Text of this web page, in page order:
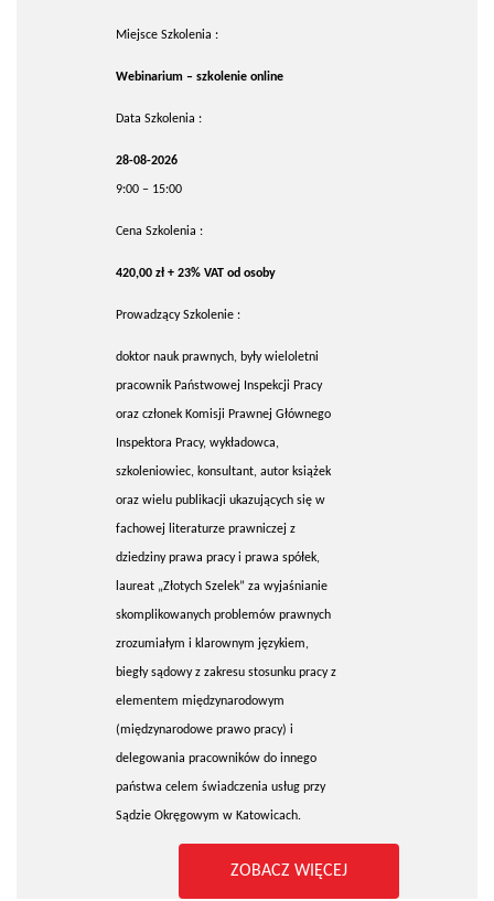
Miejsce Szkolenia :
Webinarium – szkolenie online
Data Szkolenia :
28-08-2026
9:00 – 15:00
Cena Szkolenia :
420,00 zł + 23% VAT od osoby
Prowadzący Szkolenie :
doktor nauk prawnych, były wieloletni
pracownik Państwowej Inspekcji Pracy
oraz członek Komisji Prawnej Głównego
Inspektora Pracy, wykładowca,
szkoleniowiec, konsultant, autor książek
oraz wielu publikacji ukazujących się w
fachowej literaturze prawniczej z
dziedziny prawa pracy i prawa spółek,
laureat „Złotych Szelek” za wyjaśnianie
skomplikowanych problemów prawnych
zrozumiałym i klarownym językiem,
biegły sądowy z zakresu stosunku pracy z
elementem międzynarodowym
(międzynarodowe prawo pracy) i
delegowania pracowników do innego
państwa celem świadczenia usług przy
Sądzie Okręgowym w Katowicach.
ZOBACZ WIĘCEJ